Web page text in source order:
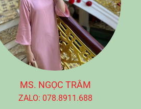
MS. NGỌC TRÂM
ZALO: 078.8911.688